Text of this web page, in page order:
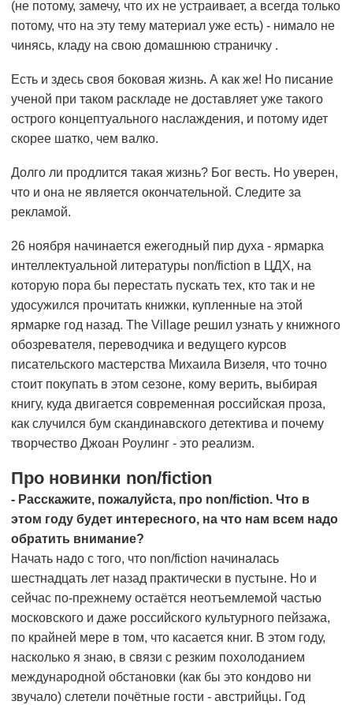
(не потому, замечу, что их не устраивает, а всегда только
потому, что на эту тему материал уже есть) - нимало не
чинясь, кладу на свою домашнюю страничку .
Есть и здесь своя боковая жизнь. А как же! Но писание
ученой при таком раскладе не доставляет уже такого
острого концептуального наслаждения, и потому идет
скорее шатко, чем валко.
Долго ли продлится такая жизнь? Бог весть. Но уверен,
что и она не является окончательной. Следите за
рекламой.
26 ноября начинается ежегодный пир духа - ярмарка
интеллектуальной литературы non/fiction в ЦДХ, на
которую пора бы перестать пускать тех, кто так и не
удосужился прочитать книжки, купленные на этой
ярмарке год назад. The Village решил узнать у книжного
обозревателя, переводчика и ведущего курсов
писательского мастерства Михаила Визеля, что точно
стоит покупать в этом сезоне, кому верить, выбирая
книгу, куда двигается современная российская проза,
как случился бум скандинавского детектива и почему
творчество Джоан Роулинг - это реализм.
Про новинки non/fiction
- Расскажите, пожалуйста, про non/fiction. Что в
этом году будет интересного, на что нам всем надо
обратить внимание?
Начать надо с того, что non/fiction начиналась
шестнадцать лет назад практически в пустыне. Но и
сейчас по-прежнему остаётся неотъемлемой частью
московского и даже российского культурного пейзажа,
по крайней мере в том, что касается книг. В этом году,
насколько я знаю, в связи с резким похолоданием
международной обстановки (как бы это кондово ни
звучало) слетели почётные гости - австрийцы. Год